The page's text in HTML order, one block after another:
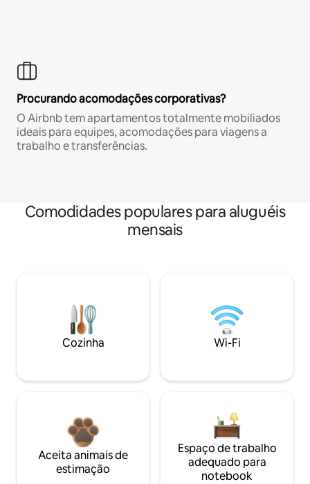
Procurando acomodações corporativas?
O Airbnb tem apartamentos totalmente mobiliados
ideais para equipes, acomodações para viagens a
trabalho e transferências.
Comodidades populares para aluguéis
mensais
Cozinha Wi-Fi
Aceita animais de
estimação
Espaço de trabalho
adequado para
notebook